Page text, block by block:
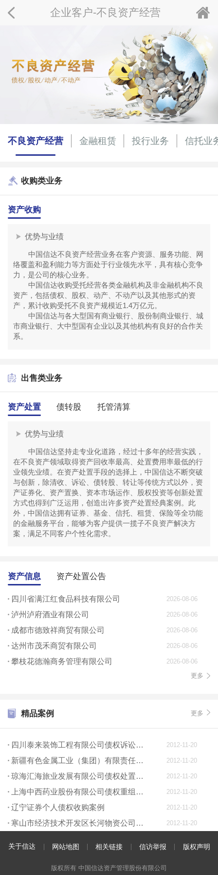
企业客户-不良资产经营
不良资产经营 金融租赁 投行业务 信托业
收购类业务
资产收购
优势与业绩
中国信达不良资产经营业务在客户资源、服务功能、网
络覆盖和盈利能力等方面处于行业领先水平，具有核心竞争
力，是公司的核心业务。
中国信达收购受托经营各类金融机构及非金融机构不良
资产，包括债权、股权、动产、不动产以及其他形式的资
产，累计收购受托不良资产规模近1.4万亿元。
中国信达与各大型国有商业银行、股份制商业银行、城
市商业银行、大中型国有企业以及其他机构有良好的合作关
系。
出售类业务
资产处置 债转股 托管清算
优势与业绩
中国信达坚持走专业化道路，经过十多年的经营实践，
在不良资产领域取得资产回收率最高、处置费用率最低的行
业领先业绩。在资产处置手段的选择上，中国信达不断突破
与创新，除清收、诉讼、债转股、转让等传统方式以外，资
产证券化、资产置换、资本市场运作、股权投资等创新处置
方式也得到广泛运用，创造出许多资产处置经典案例。此
外，中国信达拥有证券、基金、信托、租赁、保险等全功能
的金融服务平台，能够为客户提供一揽子不良资产解决方
案，满足不同客户个性化需求。
资产信息 资产处置公告
四川省满江红食品科技有限公司 2026-08-06
泸州泸府酒业有限公司 2026-08-06
成都市德致祥商贸有限公司 2026-08-06
达州市茂禾商贸有限公司 2026-08-06
攀枝花德瀚商务管理有限公司
2026-08-06
更多
精品案例 更多
四川泰来装饰工程有限公司债权诉讼案例 2012-11-20
新疆有色金属工业（集团）有限责任公司债权处置案例 2012-11-20
琼海汇海旅业发展有限公司债权处置案例 2012-11-20
上海中西药业股份有限公司债权重组案例 2012-11-20
辽宁证券个人债权收购案例 2012-11-20
寒山市经济技术开发区长河物资公司诉讼案例 2012-11-20
关于信达 网站地图 相关链接 信访举报 版权声明
版权所有 中国信达资产管理股份有限公司